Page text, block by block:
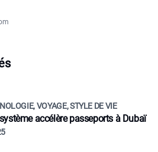
VOYAGE, STYLE DE VIE
accélère passeports à Dubaï